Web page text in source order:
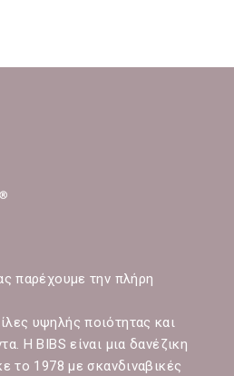
παρέχουμε την πλήρη
υψηλής ποιότητας και
Η BIBS είναι μια δανέζικη
το 1978 με σκανδιναβικές